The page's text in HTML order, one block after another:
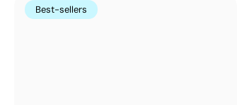
Best-sellers